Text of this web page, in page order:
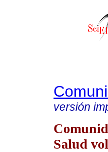
versión
Salud